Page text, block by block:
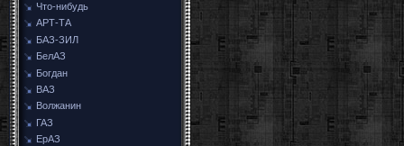
Что-нибудь
АРТ-ТА
БАЗ-ЗИЛ
БелАЗ
Богдан
ВАЗ
Волжанин
ГАЗ
ЕрАЗ